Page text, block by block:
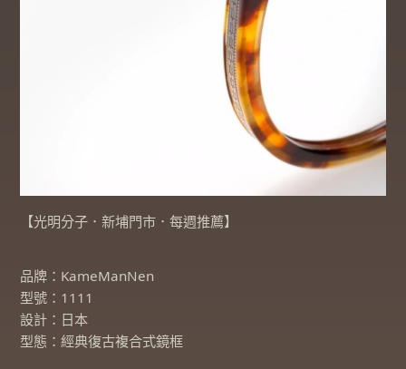
【光明分子．新埔門市．每週推薦】
品牌：KameManNen
型號：1111
設計：日本
型態：經典復古複合式鏡框